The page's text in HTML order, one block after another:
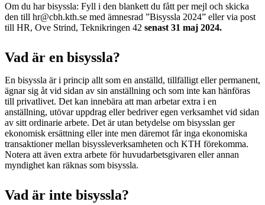
Om du har bisyssla: Fyll i den blankett du fått per mejl och skicka
den till hr@cbh.kth.se med ämnesrad ”Bisyssla 2024” eller via post
till HR, Ove Strind, Teknikringen 42 senast 31 maj 2024.
Vad är en bisyssla?
En bisyssla är i princip allt som en anställd, tillfälligt eller permanent,
ägnar sig åt vid sidan av sin anställning och som inte kan hänföras
till privatlivet. Det kan innebära att man arbetar extra i en
anställning, utövar uppdrag eller bedriver egen verksamhet vid sidan
av sitt ordinarie arbete. Det är utan betydelse om bisysslan ger
ekonomisk ersättning eller inte men däremot får inga ekonomiska
transaktioner mellan bisyssleverksamheten och KTH förekomma.
Notera att även extra arbete för huvudarbetsgivaren eller annan
myndighet kan räknas som bisyssla.
Vad är inte bisyssla?